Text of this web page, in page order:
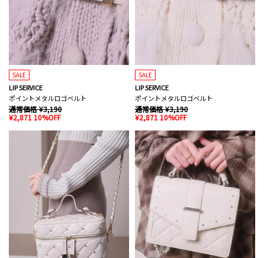
SALE
LIP SERVICE
ポイントメタルロゴベルト
通常価格 ¥3,190
¥2,871 10%OFF
SALE
LIP SERVICE
ポイントメタルロゴベルト
通常価格 ¥3,190
¥2,871 10%OFF